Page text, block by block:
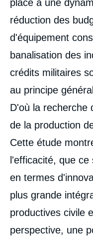
place à une
réduction des
d'équipement
banalisation des
crédits militaires
au principe
D'où la recherche
de la production
Cette étude
l'efficacité, que
en termes
plus grande
productives civile
perspective, une